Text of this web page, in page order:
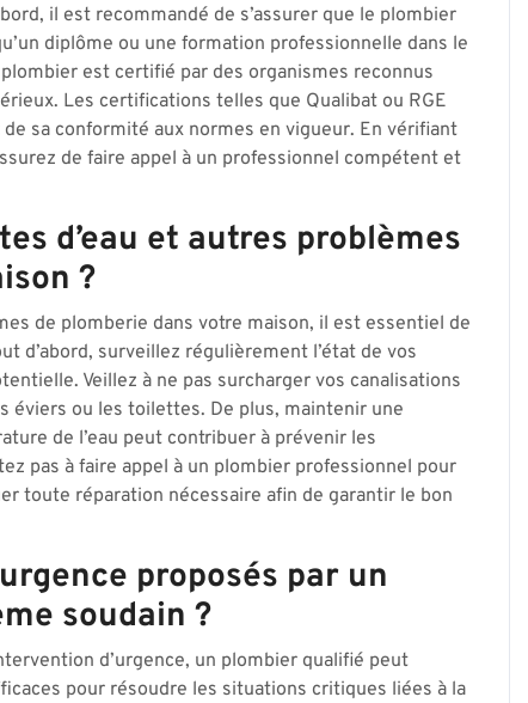
il est recommandé de s’assurer que le plombier
diplôme ou une formation professionnelle dans le
est certifié par des organismes reconnus
Les certifications telles que Qualibat ou RGE
sa conformité aux normes en vigueur. En vérifiant
de faire appel à un professionnel compétent et
d’eau et autres problèmes
?
de plomberie dans votre maison, il est essentiel de
d’abord, surveillez régulièrement l’état de vos
Veillez à ne pas surcharger vos canalisations
éviers ou les toilettes. De plus, maintenir une
de l’eau peut contribuer à prévenir les
pas à faire appel à un plombier professionnel pour
toute réparation nécessaire afin de garantir le bon
proposés par un
soudain ?
d’urgence, un plombier qualifié peut
pour résoudre les situations critiques liées à la